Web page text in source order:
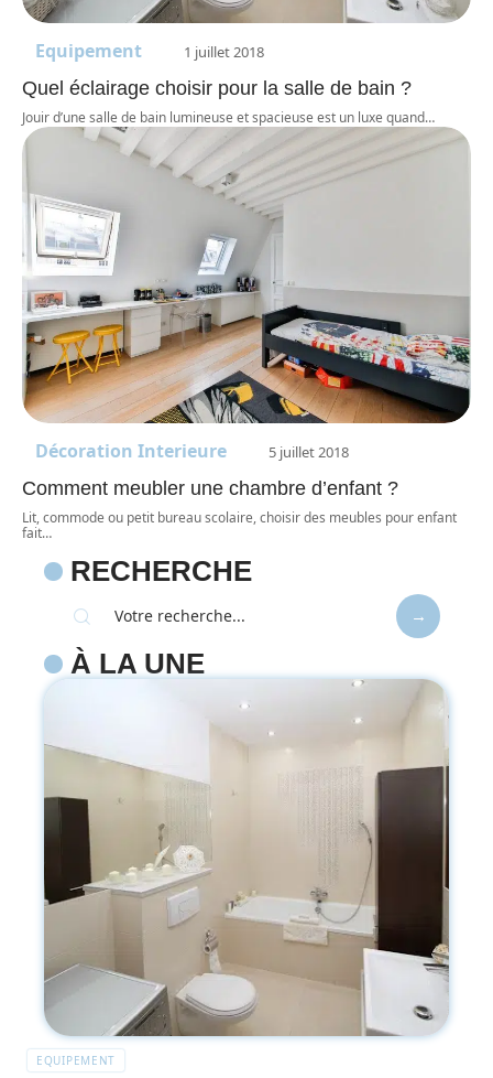
Equipement 1 juillet 2018
Quel éclairage choisir pour la salle de bain ?
Jouir d’une salle de bain lumineuse et spacieuse est un luxe quand…
Décoration Interieure 5 juillet 2018
Comment meubler une chambre d’enfant ?
Lit, commode ou petit bureau scolaire, choisir des meubles pour enfant
fait…
RECHERCHE
À LA UNE
EQUIPEMENT